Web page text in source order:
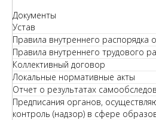
Документы
Устав
Правила внутреннего распорядка
Правила внутреннего трудового
Коллективный договор
Локальные нормативные акты
Отчет о результатах
Предписания органов,
контроль (надзор) в сфере